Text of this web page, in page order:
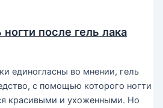
после гель лака
единогласны во мнении, гель
с помощью которого ногти
красивыми и ухоженными. Но